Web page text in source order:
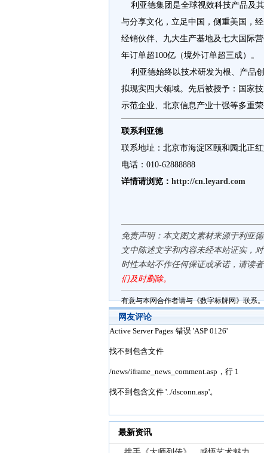
利亚德集团是全球视效科技产品及
与分享文化，立足中国，侧重美国，
经销伙伴、九大生产基地及七大国际
年订单超100亿（境外订单超三成）。
利亚德始终以技术研发为根、产品
拟现实四大领域。先后被授予：国家
示范企业、北京信息产业十强等多重荣
联系利亚德
联系地址：北京市海淀区颐和园北正
电话：010-62888888
详情请浏览： http://cn.leyard.com
免责声明：本文图文素材来源于利亚
文中陈述文字和内容未经本站证实，
时性本站不作任何保证或承诺，请读
们及时删除。
有意与本网合作者请与《数字标牌网》联系
网友评论
最新资讯